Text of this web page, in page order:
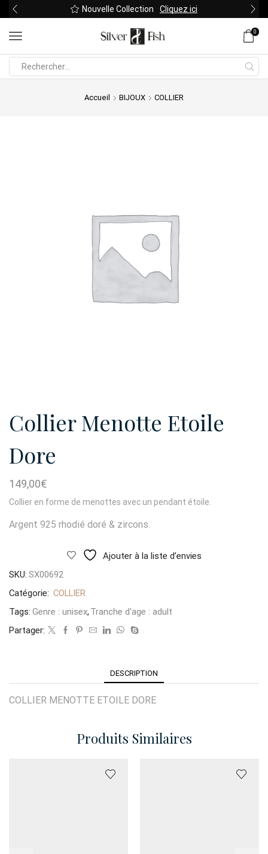
Nouvelle Collection Cliquez ici
0
Accueil BIJOUX COLLIER
Collier Menotte Etoile
Dore
149,00€
Collier en forme de menottes avec un pendant étoile.
Argent 925 rhodié doré & zircons.
Ajouter à la liste d’envies
SKU: SX00692
Catégorie: COLLIER
Tags: Genre : unisex, Tranche d'age : adult
Partager:
DESCRIPTION
COLLIER MENOTTE ETOILE DORE
Produits Similaires